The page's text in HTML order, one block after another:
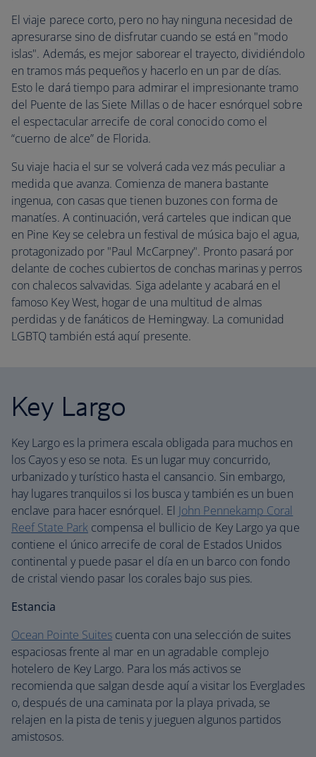
El viaje parece corto, pero no hay ninguna necesidad de
apresurarse sino de disfrutar cuando se está en "modo
islas". Además, es mejor saborear el trayecto, dividiéndolo
en tramos más pequeños y hacerlo en un par de días.
Esto le dará tiempo para admirar el impresionante tramo
del Puente de las Siete Millas o de hacer esnórquel sobre
el espectacular arrecife de coral conocido como el
“cuerno de alce” de Florida.
Su viaje hacia el sur se volverá cada vez más peculiar a
medida que avanza. Comienza de manera bastante
ingenua, con casas que tienen buzones con forma de
manatíes. A continuación, verá carteles que indican que
en Pine Key se celebra un festival de música bajo el agua,
protagonizado por "Paul McCarpney". Pronto pasará por
delante de coches cubiertos de conchas marinas y perros
con chalecos salvavidas. Siga adelante y acabará en el
famoso Key West, hogar de una multitud de almas
perdidas y de fanáticos de Hemingway. La comunidad
LGBTQ también está aquí presente.
Key Largo
Key Largo es la primera escala obligada para muchos en
los Cayos y eso se nota. Es un lugar muy concurrido,
urbanizado y turístico hasta el cansancio. Sin embargo,
hay lugares tranquilos si los busca y también es un buen
enclave para hacer esnórquel. El John Pennekamp Coral
Reef State Parkcompensa el bullicio de Key Largo ya que
contiene el único arrecife de coral de Estados Unidos
continental y puede pasar el día en un barco con fondo
de cristal viendo pasar los corales bajo sus pies.
Estancia
Ocean Pointe Suites cuenta con una selección de suites
espaciosas frente al mar en un agradable complejo
hotelero de Key Largo. Para los más activos se
recomienda que salgan desde aquí a visitar los Everglades
o, después de una caminata por la playa privada, se
relajen en la pista de tenis y jueguen algunos partidos
amistosos.